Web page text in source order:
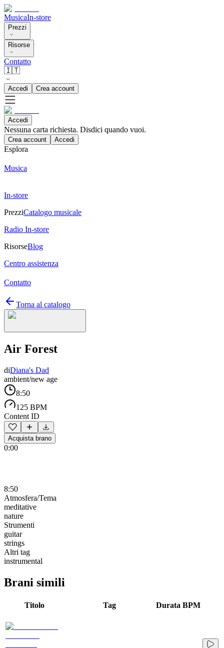
MusicaIn-store
Prezzi
Risorse
Contatto
🇮🇹
Accedi Crea account
Accedi
Nessuna carta richiesta. Disdici quando vuoi.
Crea account Accedi
Esplora
Musica
In-store
PrezziCatalogo musicale
Radio In-store
RisorseBlog
Centro assistenza
Contatto
Torna al catalogo
Air Forest
diDiana's Dad
ambient/new age
8:50
125 BPM
Content ID
Acquista brano
0:00
8:50
Atmosfera/Tema
meditative
nature
Strumenti
guitar
strings
Altri tag
instrumental
Brani simili
Titolo Tag Durata BPM